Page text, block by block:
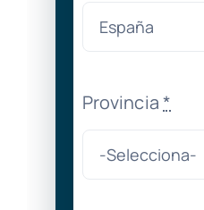
Provincia*